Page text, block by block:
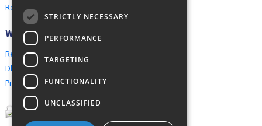
Regulamin
Współpraca
Rezerwacja grupowa
Dla agentów turystycznych
Program partnerski
STRICTLY NECESSARY
PERFORMANCE
TARGETING
FUNCTIONALITY
UNCLASSIFIED